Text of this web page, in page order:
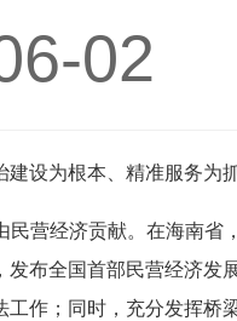
02
设为根本、精准服务为
民营经济贡献。在海南省
布全国首部民营经济
作；同时，充分发挥桥